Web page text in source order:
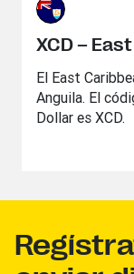
XCD –
El East
Anguila. El
Dollar es XCD.